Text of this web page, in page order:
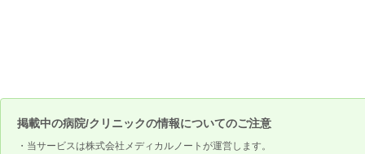
掲載中の病院/クリニックの情報についてのご注意
・当サービスは株式会社メディカルノートが運営します。